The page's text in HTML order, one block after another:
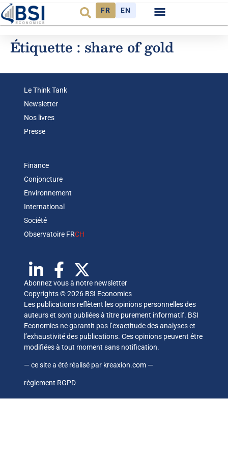
FR EN
Étiquette : share of gold
Le Think Tank
Newsletter
Nos livres
Presse
Finance
Conjoncture
Environnement
International
Société
Observatoire FRCH
Abonnez vous à notre newsletter
Copyrights © 2026 BSI Economics
Les publications reflètent les opinions personnelles des
auteurs et sont publiées à titre purement informatif. BSI
Economics ne garantit pas l’exactitude des analyses et
l’exhaustivité des publications. Ces opinions peuvent être
modifiées à tout moment sans notification.
— ce site a été réalisé par kreaxion.com —
règlement RGPD